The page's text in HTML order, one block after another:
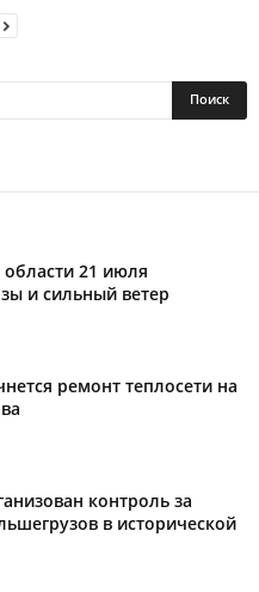
21 июля
и сильный ветер
ремонт теплосети на
контроль за
в исторической